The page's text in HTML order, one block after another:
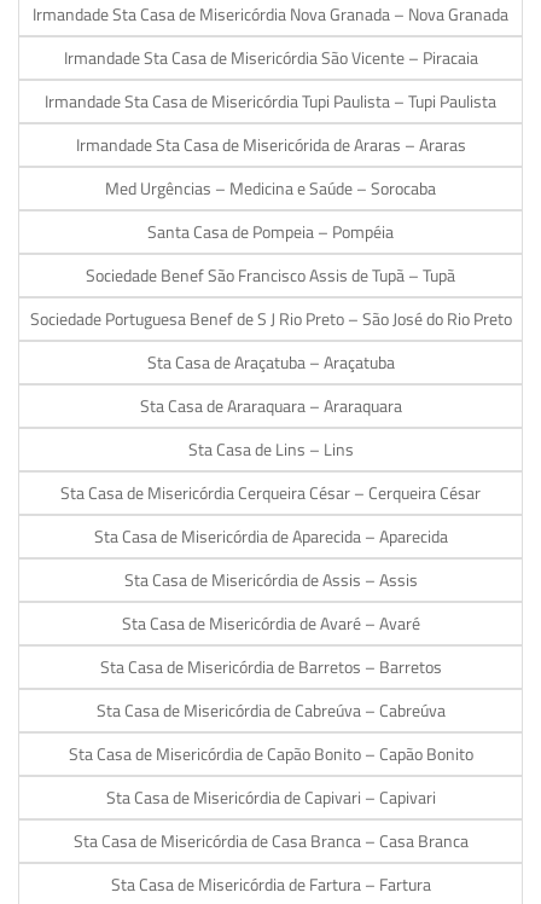
Irmandade Sta Casa de Misericórdia Nova Granada – Nova Granada
Irmandade Sta Casa de Misericórdia São Vicente – Piracaia
Irmandade Sta Casa de Misericórdia Tupi Paulista – Tupi Paulista
Irmandade Sta Casa de Misericórida de Araras – Araras
Med Urgências – Medicina e Saúde – Sorocaba
Santa Casa de Pompeia – Pompéia
Sociedade Benef São Francisco Assis de Tupã – Tupã
Sociedade Portuguesa Benef de S J Rio Preto – São José do Rio Preto
Sta Casa de Araçatuba – Araçatuba
Sta Casa de Araraquara – Araraquara
Sta Casa de Lins – Lins
Sta Casa de Misericórdia Cerqueira César – Cerqueira César
Sta Casa de Misericórdia de Aparecida – Aparecida
Sta Casa de Misericórdia de Assis – Assis
Sta Casa de Misericórdia de Avaré – Avaré
Sta Casa de Misericórdia de Barretos – Barretos
Sta Casa de Misericórdia de Cabreúva – Cabreúva
Sta Casa de Misericórdia de Capão Bonito – Capão Bonito
Sta Casa de Misericórdia de Capivari – Capivari
Sta Casa de Misericórdia de Casa Branca – Casa Branca
Sta Casa de Misericórdia de Fartura – Fartura